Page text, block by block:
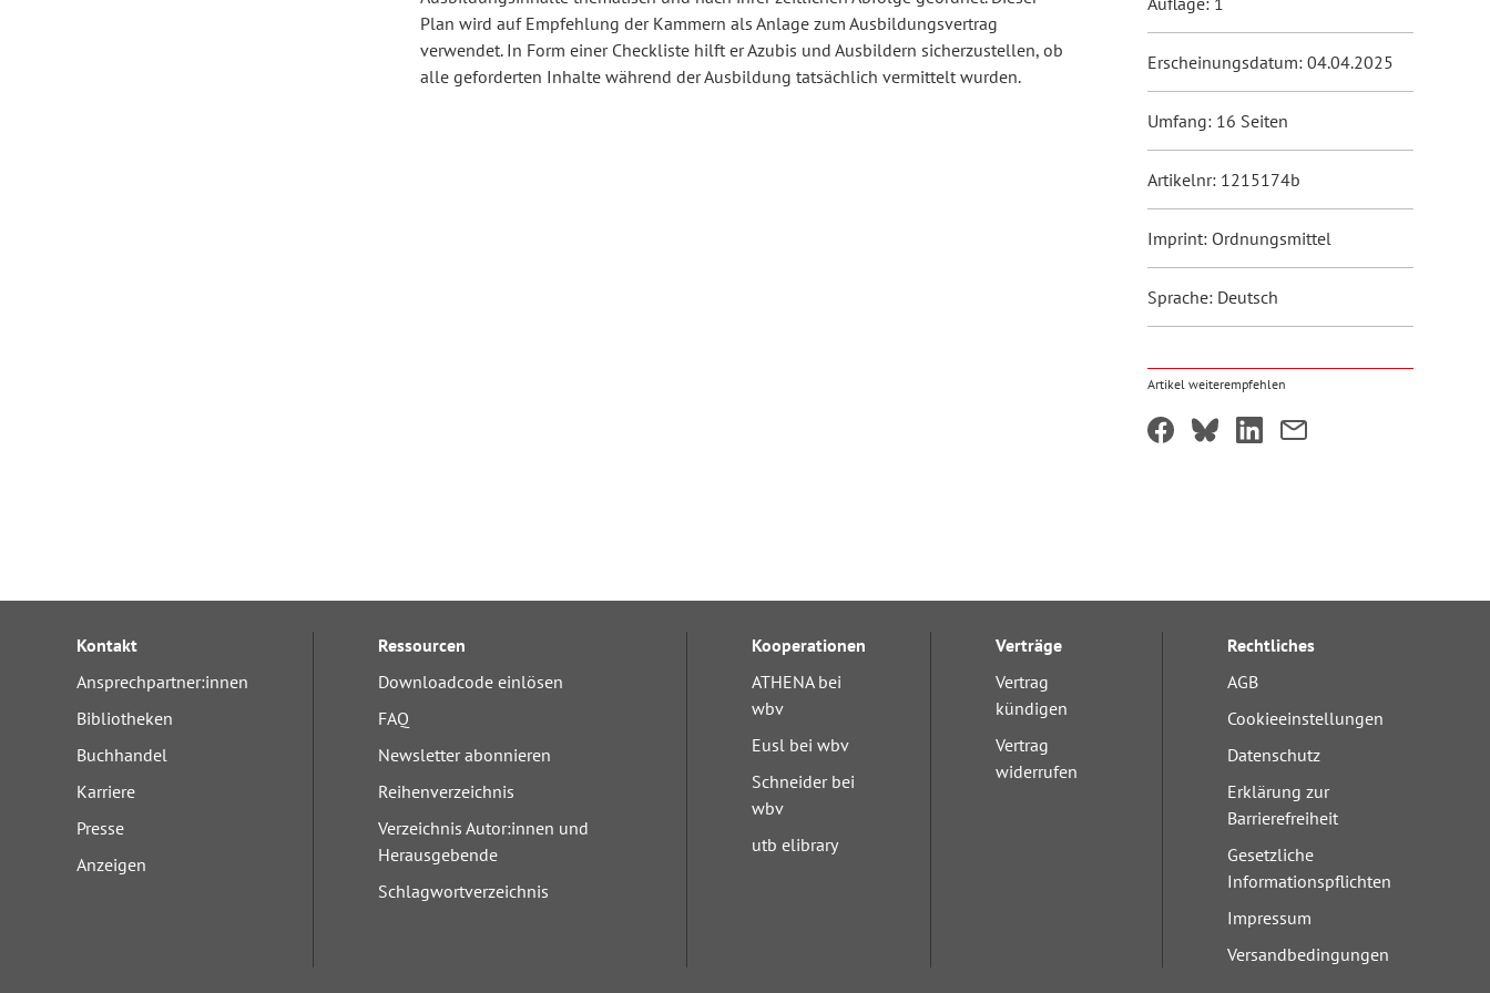
Plan wird auf Empfehlung der Kammern als Anlage zum Ausbildungsvertrag
verwendet. In Form einer Checkliste hilft er Azubis und Ausbildern sicherzustellen, ob
alle geforderten Inhalte während der Ausbildung tatsächlich vermittelt wurden.
Erscheinungsdatum: 04.04.2025
Umfang: 16 Seiten
Artikelnr: 1215174b
Imprint: Ordnungsmittel
Sprache: Deutsch
Artikel weiterempfehlen
Kontakt
Ansprechpartner:innen
Bibliotheken
Buchhandel
Karriere
Presse
Anzeigen
Ressourcen
Downloadcode einlösen
FAQ
Newsletter abonnieren
Reihenverzeichnis
Verzeichnis Autor:innen und
Herausgebende
Schlagwortverzeichnis
Kooperationen
ATHENA bei
wbv
Eusl bei wbv
Schneider bei
wbv
utb elibrary
Verträge
Vertrag
kündigen
Vertrag
widerrufen
Rechtliches
AGB
Cookieeinstellungen
Datenschutz
Erklärung zur
Barrierefreiheit
Gesetzliche
Informationspflichten
Impressum
Versandbedingungen